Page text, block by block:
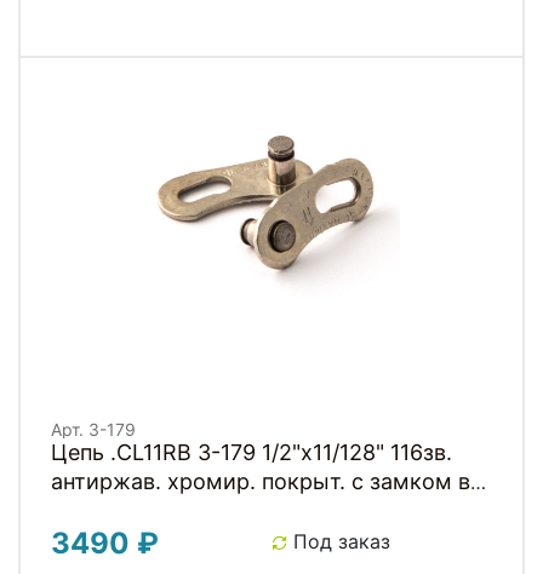
Арт. 3-179
Цепь .CL11RB 3-179 1/2"x11/128" 116зв.
антиржав. хромир. покрыт. с замком в
3490 ₽ Под заказ